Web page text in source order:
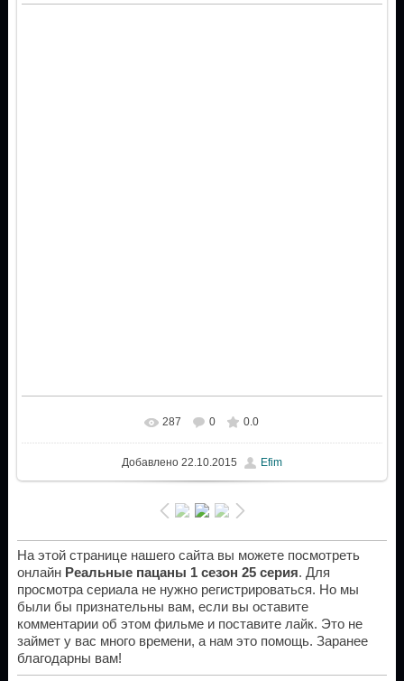
287 0 0.0
Добавлено22.10.2015 Efim
На этой странице нашего сайта вы можете посмотреть
онлайн Реальные пацаны 1 сезон 25 серия. Для
просмотра сериала не нужно регистрироваться. Но мы
были бы признательны вам, если вы оставите
комментарии об этом фильме и поставите лайк. Это не
займет у вас много времени, а нам это помощь. Заранее
благодарны вам!